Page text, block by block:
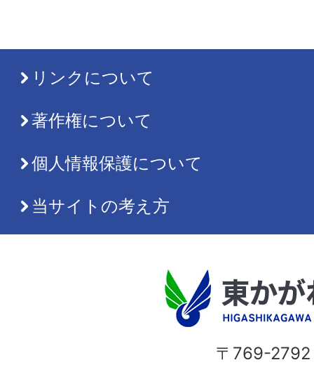
リンクについて
著作権について
個人情報保護について
当サイトの考え方
〒769-2792